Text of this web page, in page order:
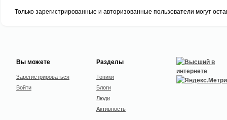
Только зарегистрированные и авторизованные пользователи могут
Вы можете
Зарегистрироваться
Войти
Разделы
Топики
Блоги
Люди
Активность